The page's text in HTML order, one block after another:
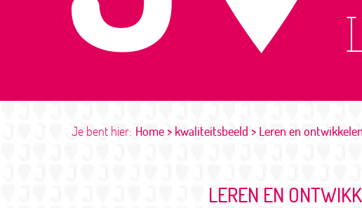
Je bent hier: Home kwaliteitsbeeld Leren en ontwikkelen
LEREN EN